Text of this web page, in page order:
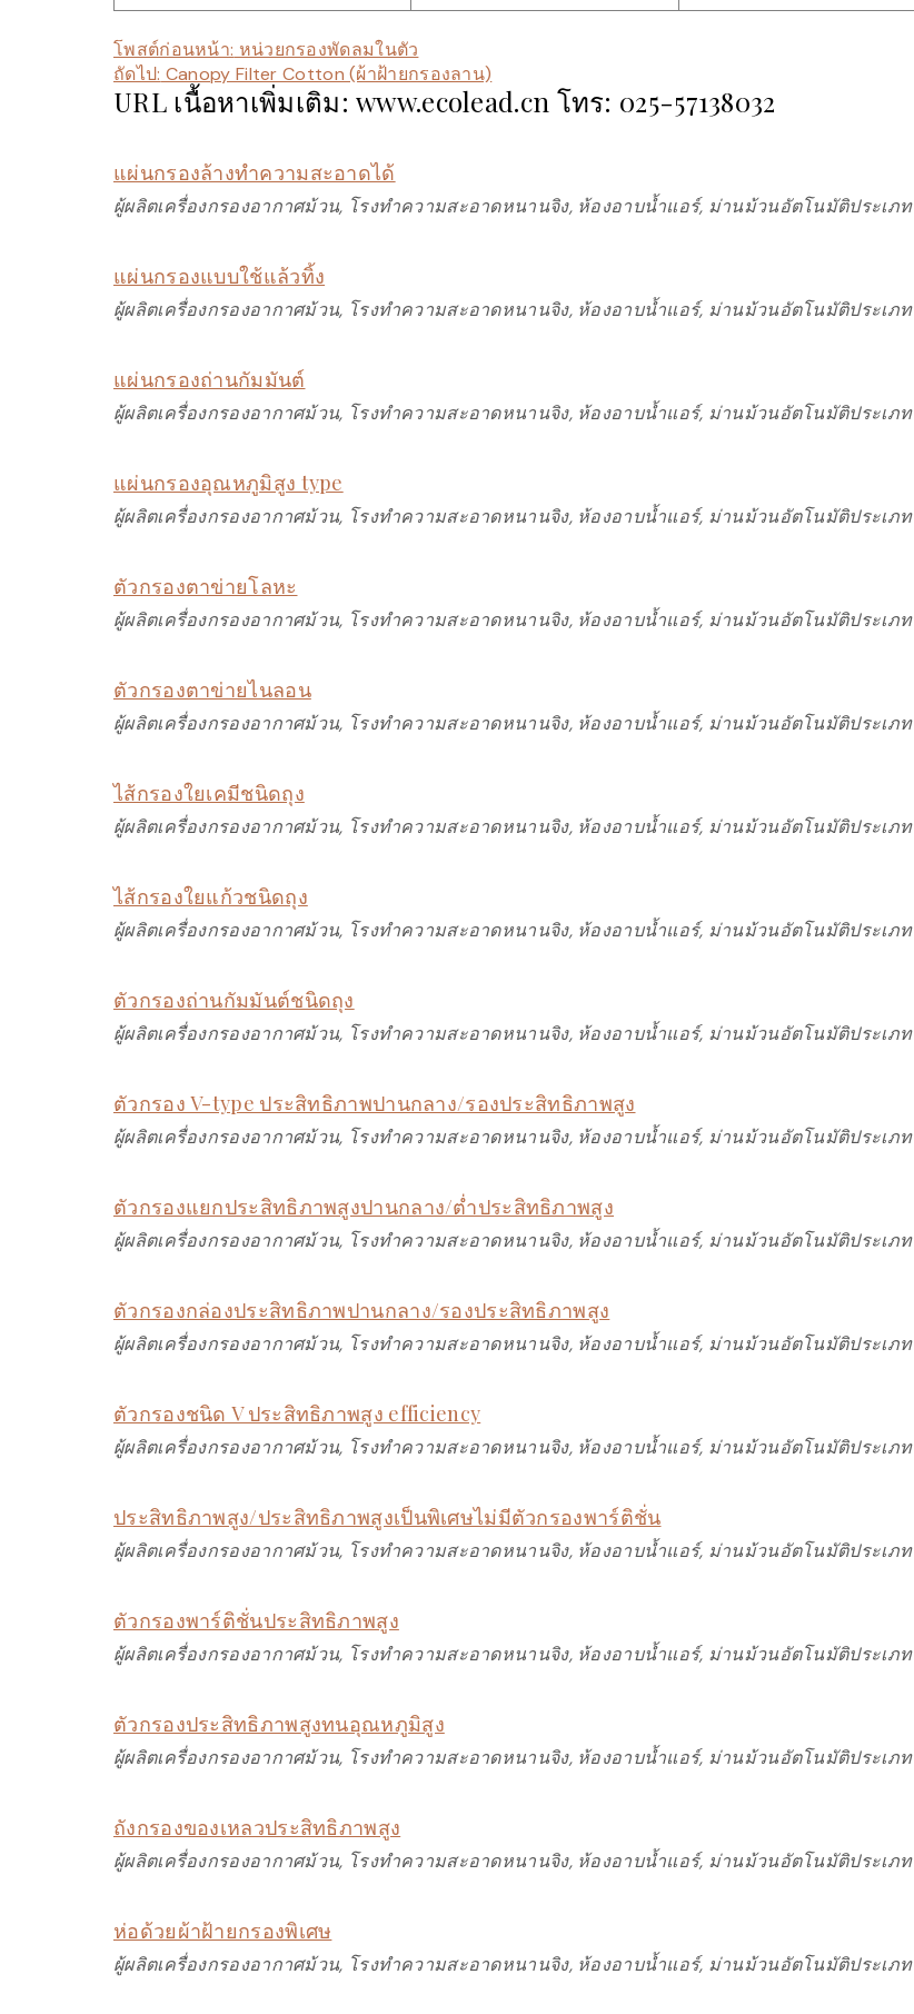
โพสต์ก่อนหน้า: หน่วยกรองพัดลมในตัว
ถัดไป: Canopy Filter Cotton (ผ้าฝ้ายกรองลาน)
URL เนื้อหาเพิ่มเติม: www.ecolead.cn โทร: 025-57138032
แผ่นกรองล้างทำความสะอาดได้
ผู้ผลิตเครื่องกรองอากาศม้วน, โรงทำความสะอาดหนานจิง, ห้องอาบน้ำแอร์, ม่านม้วนอัตโนมัติประเภท
แผ่นกรองแบบใช้แล้วทิ้ง
ผู้ผลิตเครื่องกรองอากาศม้วน, โรงทำความสะอาดหนานจิง, ห้องอาบน้ำแอร์, ม่านม้วนอัตโนมัติประเภท
แผ่นกรองถ่านกัมมันต์
ผู้ผลิตเครื่องกรองอากาศม้วน, โรงทำความสะอาดหนานจิง, ห้องอาบน้ำแอร์, ม่านม้วนอัตโนมัติประเภท
แผ่นกรองอุณหภูมิสูง type
ผู้ผลิตเครื่องกรองอากาศม้วน, โรงทำความสะอาดหนานจิง, ห้องอาบน้ำแอร์, ม่านม้วนอัตโนมัติประเภท
ตัวกรองตาข่ายโลหะ
ผู้ผลิตเครื่องกรองอากาศม้วน, โรงทำความสะอาดหนานจิง, ห้องอาบน้ำแอร์, ม่านม้วนอัตโนมัติประเภท
ตัวกรองตาข่ายไนลอน
ผู้ผลิตเครื่องกรองอากาศม้วน, โรงทำความสะอาดหนานจิง, ห้องอาบน้ำแอร์, ม่านม้วนอัตโนมัติประเภท
ไส้กรองใยเคมีชนิดถุง
ผู้ผลิตเครื่องกรองอากาศม้วน, โรงทำความสะอาดหนานจิง, ห้องอาบน้ำแอร์, ม่านม้วนอัตโนมัติประเภท
ไส้กรองใยแก้วชนิดถุง
ผู้ผลิตเครื่องกรองอากาศม้วน, โรงทำความสะอาดหนานจิง, ห้องอาบน้ำแอร์, ม่านม้วนอัตโนมัติประเภท
ตัวกรองถ่านกัมมันต์ชนิดถุง
ผู้ผลิตเครื่องกรองอากาศม้วน, โรงทำความสะอาดหนานจิง, ห้องอาบน้ำแอร์, ม่านม้วนอัตโนมัติประเภท
ตัวกรอง V-type ประสิทธิภาพปานกลาง/รองประสิทธิภาพสูง
ผู้ผลิตเครื่องกรองอากาศม้วน, โรงทำความสะอาดหนานจิง, ห้องอาบน้ำแอร์, ม่านม้วนอัตโนมัติประเภท
ตัวกรองแยกประสิทธิภาพสูงปานกลาง/ต่ำประสิทธิภาพสูง
ผู้ผลิตเครื่องกรองอากาศม้วน, โรงทำความสะอาดหนานจิง, ห้องอาบน้ำแอร์, ม่านม้วนอัตโนมัติประเภท
ตัวกรองกล่องประสิทธิภาพปานกลาง/รองประสิทธิภาพสูง
ผู้ผลิตเครื่องกรองอากาศม้วน, โรงทำความสะอาดหนานจิง, ห้องอาบน้ำแอร์, ม่านม้วนอัตโนมัติประเภท
ตัวกรองชนิด V ประสิทธิภาพสูง efficiency
ผู้ผลิตเครื่องกรองอากาศม้วน, โรงทำความสะอาดหนานจิง, ห้องอาบน้ำแอร์, ม่านม้วนอัตโนมัติประเภท
ประสิทธิภาพสูง/ประสิทธิภาพสูงเป็นพิเศษไม่มีตัวกรองพาร์ติชั่น
ผู้ผลิตเครื่องกรองอากาศม้วน, โรงทำความสะอาดหนานจิง, ห้องอาบน้ำแอร์, ม่านม้วนอัตโนมัติประเภท
ตัวกรองพาร์ติชั่นประสิทธิภาพสูง
ผู้ผลิตเครื่องกรองอากาศม้วน, โรงทำความสะอาดหนานจิง, ห้องอาบน้ำแอร์, ม่านม้วนอัตโนมัติประเภท
ตัวกรองประสิทธิภาพสูงทนอุณหภูมิสูง
ผู้ผลิตเครื่องกรองอากาศม้วน, โรงทำความสะอาดหนานจิง, ห้องอาบน้ำแอร์, ม่านม้วนอัตโนมัติประเภท
ถังกรองของเหลวประสิทธิภาพสูง
ผู้ผลิตเครื่องกรองอากาศม้วน, โรงทำความสะอาดหนานจิง, ห้องอาบน้ำแอร์, ม่านม้วนอัตโนมัติประเภท
ห่อด้วยผ้าฝ้ายกรองพิเศษ
ผู้ผลิตเครื่องกรองอากาศม้วน, โรงทำความสะอาดหนานจิง, ห้องอาบน้ำแอร์, ม่านม้วนอัตโนมัติประเภท